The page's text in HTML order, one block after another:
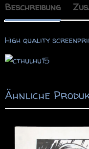
Beschreibung
High quality
Ähnliche